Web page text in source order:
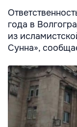
года в
из
Сунна»,